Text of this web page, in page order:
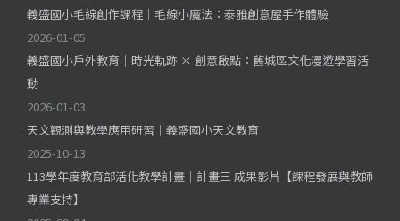
義盛國小毛線創作課程｜毛線小魔法：泰雅創意屋手作體驗
2026-01-05
義盛國小戶外教育｜時光軌跡 × 創意啟點：舊城區文化漫遊學習活
動
2026-01-03
天文觀測與教學應用研習｜義盛國小天文教育
2025-10-13
113學年度教育部活化教學計畫｜計畫三 成果影片【課程發展與教師
專業支持】